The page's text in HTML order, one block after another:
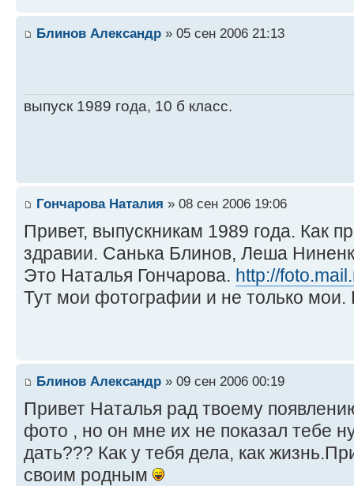
Блинов Александр » 05 сен 2006 21:13
выпуск 1989 года, 10 б класс.
Гончарова Наталия » 08 сен 2006 19:06
Привет, выпускникам 1989 года. Как
здравии. Санька Блинов, Леша
Это Наталья Гончарова. http://
Тут мои фотографии и не только
Блинов Александр » 09 сен 2006 00:19
Привет Наталья рад твоему
фото , но он мне их не показал тебе
дать??? Как у тебя дела, как
своим родным